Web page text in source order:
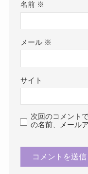
名前 ※
メール ※
サイト
次回のコメント
の名前、メール